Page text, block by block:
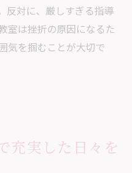
反対に、厳しすぎる指導
室は挫折の原因になるた
気を掴むことが大切で
充実した日々を